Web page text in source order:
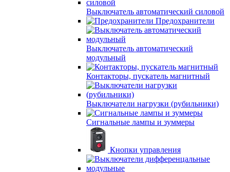
Выключатель автоматический силовой
Предохранители
Выключатель автоматический
модульный
Контакторы, пускатель магнитный
Выключатели нагрузки (рубильники)
Сигнальные лампы и зуммеры
Кнопки управления